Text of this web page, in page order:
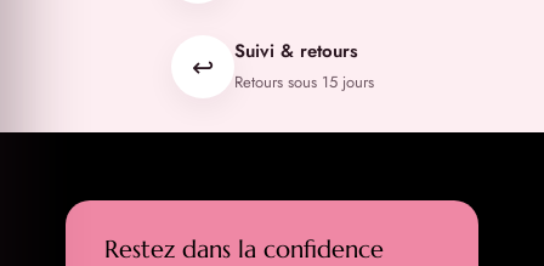
↩️ Suivi & retours
Retours sous 15 jours
Restez dans la confidence